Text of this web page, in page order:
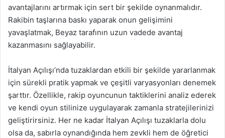
avantajlarını artırmak için sert bir şekilde oynanmalıdır.
Rakibin taşlarına baskı yaparak onun gelişimini
yavaşlatmak, Beyaz tarafının uzun vadede avantaj
kazanmasını sağlayabilir.
İtalyan Açılışı’nda tuzaklardan etkili bir şekilde yararlanmak
için sürekli pratik yapmak ve çeşitli varyasyonları denemek
şarttır. Özellikle, rakip oyuncunun taktiklerini analiz ederek
ve kendi oyun stilinize uygulayarak zamanla stratejilerinizi
geliştirirsiniz. Her ne kadar İtalyan Açılışı tuzaklarla dolu
olsa da, sabırla oynandığında hem zevkli hem de öğretici